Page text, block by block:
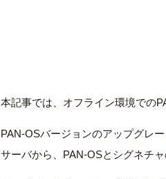
本記事では、オフライン環境での
PAN-OSバージョンのアップグレ
サーバから、PAN-OSとシグネチ